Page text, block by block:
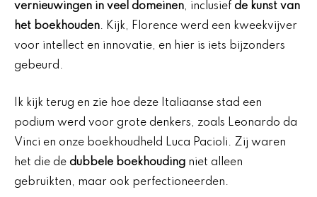
vernieuwingen in veel domeinen, inclusief de kunst van
het boekhouden. Kijk, Florence werd een kweekvijver
voor intellect en innovatie, en hier is iets bijzonders
gebeurd.
Ik kijk terug en zie hoe deze Italiaanse stad een
podium werd voor grote denkers, zoals Leonardo da
Vinci en onze boekhoudheld Luca Pacioli. Zij waren
het die de dubbele boekhouding niet alleen
gebruikten, maar ook perfectioneerden.